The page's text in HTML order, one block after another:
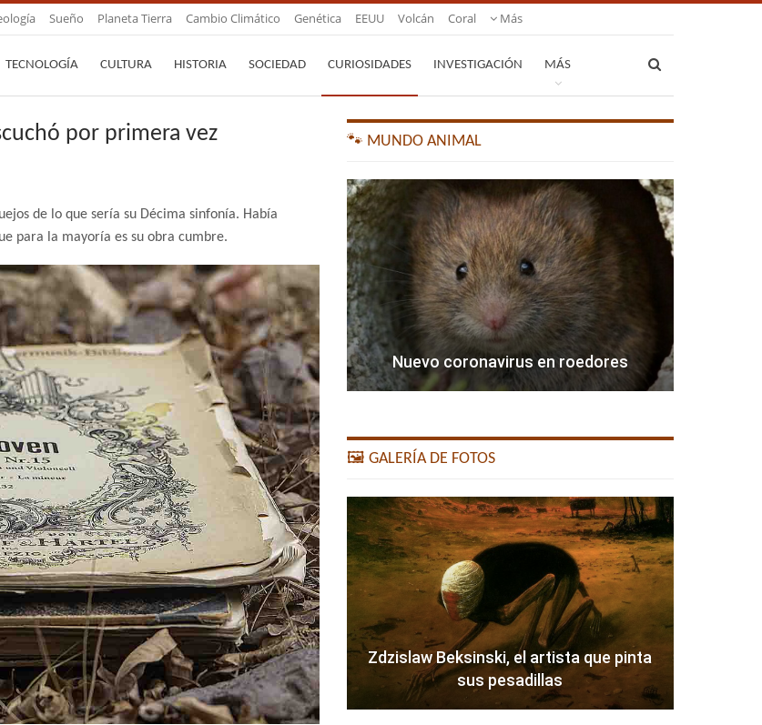
Sueño Planeta Tierra Cambio Climático Genética EEUU Volcán Coral Más
TECNOLOGÍA CULTURA HISTORIA SOCIEDAD CURIOSIDADES INVESTIGACIÓN MÁS
por primera vez
de lo que sería su Décima sinfonía. Había
para la mayoría es su obra cumbre.
🐾 MUNDO ANIMAL
Nuevo coronavirus en roedores
🖼️ GALERÍA DE FOTOS
Zdzislaw Beksinski, el artista que pinta
sus pesadillas